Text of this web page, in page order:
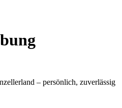
– persönlich, zuverlässig